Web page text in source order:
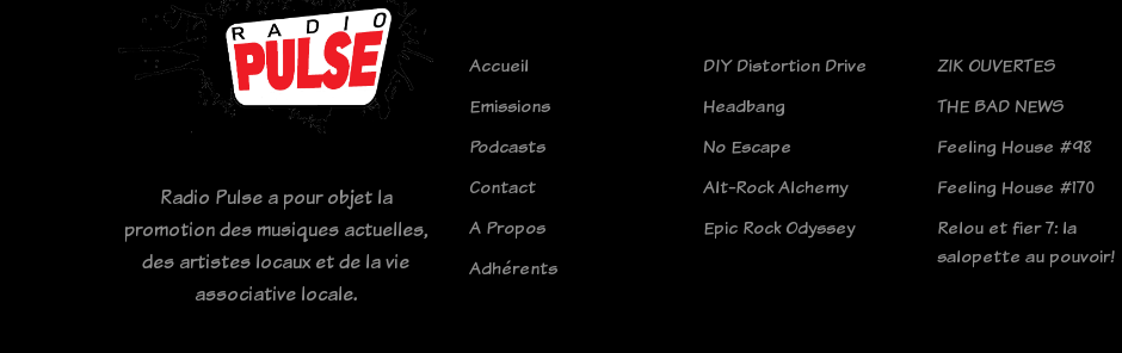
Radio Pulse a pour objet la
promotion des musiques actuelles,
des artistes locaux et de la vie
associative locale.
Accueil
Emissions
Podcasts
Contact
A Propos
Adhérents
DIY Distortion Drive
Headbang
No Escape
Alt-Rock Alchemy
Epic Rock Odyssey
ZIK OUVERTES
THE BAD NEWS
Feeling House #98
Feeling House #170
Relou et fier 7: la
salopette au pouvoir!